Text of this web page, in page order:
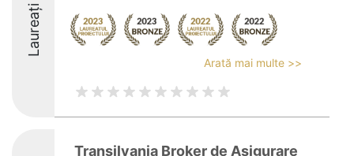
Laureați
Arată mai multe >>
Transilvania Broker de Asigurare